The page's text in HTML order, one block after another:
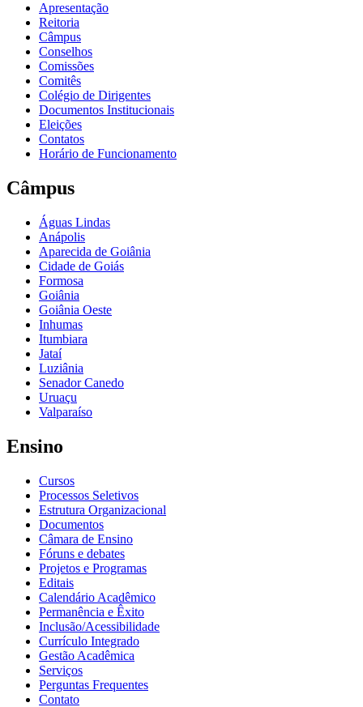
Apresentação
Reitoria
Câmpus
Conselhos
Comissões
Comitês
Colégio de Dirigentes
Documentos Institucionais
Eleições
Contatos
Horário de Funcionamento
Câmpus
Águas Lindas
Anápolis
Aparecida de Goiânia
Cidade de Goiás
Formosa
Goiânia
Goiânia Oeste
Inhumas
Itumbiara
Jataí
Luziânia
Senador Canedo
Uruaçu
Valparaíso
Ensino
Cursos
Processos Seletivos
Estrutura Organizacional
Documentos
Câmara de Ensino
Fóruns e debates
Projetos e Programas
Editais
Calendário Acadêmico
Permanência e Êxito
Inclusão/Acessibilidade
Currículo Integrado
Gestão Acadêmica
Serviços
Perguntas Frequentes
Contato